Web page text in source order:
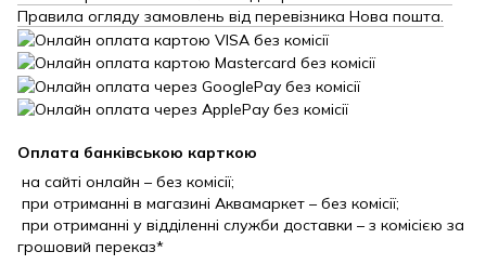
Правила огляду замовлень від перевізника Нова пошта.
Оплата банківською карткою
на сайті онлайн – без комісії;
при отриманні в магазині Аквамаркет – без комісії;
при отриманні у відділенні служби доставки – з комісією за
грошовий переказ*